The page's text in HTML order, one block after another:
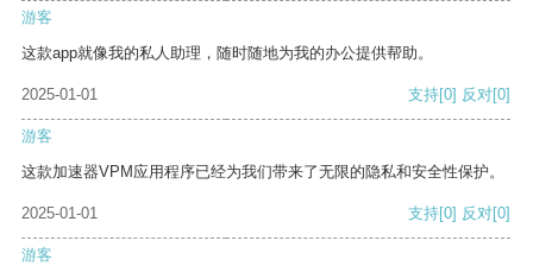
游客
这款app就像我的私人助理，随时随地为我的办公提供帮助。
2025-01-01 支持[0] 反对[0]
游客
这款加速器VPM应用程序已经为我们带来了无限的隐私和安全性保护。
2025-01-01 支持[0] 反对[0]
游客